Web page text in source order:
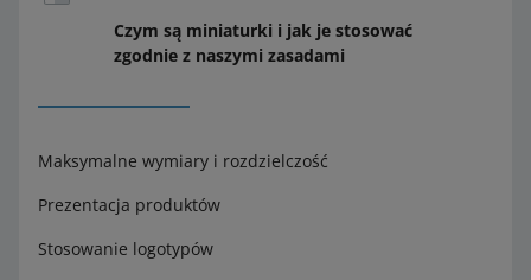
Czym są miniaturki i jak je stosować
zgodnie z naszymi zasadami
Maksymalne wymiary i rozdzielczość
Prezentacja produktów
Stosowanie logotypów